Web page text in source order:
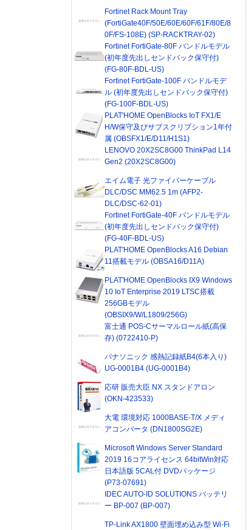
Fortinet Rack Mount Tray
(FortiGate40F/50E/60E/60F/61F/80E/8
0F/FS-108E) (SP-RACKTRAY-02)
Fortinet FortiGate-80F バンドルモデル
(初年度先出しセンドバック保守付)
(FG-80F-BDL-US)
Fortinet FortiGate-100F バンドルモデ
ル (初年度先出しセンドバック保守付)
(FG-100F-BDL-US)
PLAT'HOME OpenBlocks IoT FX1/E
H/W保守及びサブスクリプション1年付
属 (OBSFX1/E/D11/H1S1)
LENOVO 20X2SC8G00 ThinkPad L14
Gen2 (20X2SC8G00)
エイム電子 光ファイバーケーブル
DLC/DSC MM62.5 1m (AFP2-
DLC/DSC-62-01)
Fortinet FortiGate-40F バンドルモデル
(初年度先出しセンドバック保守付)
(FG-40F-BDL-US)
PLAT'HOME OpenBlocks A16 Debian
11搭載モデル (OBSA16/D11A)
PLAT'HOME OpenBlocks IX9 Windows
10 IoT Enterprise 2019 LTSC搭載
256GBモデル
(OBSIX9/W/L1809/256G)
富士通 POS-Cサーマルロール紙(高保
存) (0722410-P)
パナソニック 感熱記録紙B4(6本入り)
UG-0001B4 (UG-0001B4)
応研 販売大臣 NX スタンドアロン
(OKN-423533)
大電 環境対応 1000BASE-T/X メディ
アコンバータ (DN1800SG2E)
Microsoft Windows Server Standard
2019 16コアライセンス 64bitWin対応
日本語版 5CAL付 DVDパッケージ
(P73-07691)
IDEC AUTO-ID SOLUTIONS バッテリ
ー BP-007 (BP-007)
TP-Link AX1800 壁面埋め込み型 Wi-Fi